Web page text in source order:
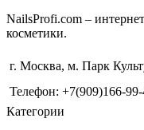
NailsРrofi.com –
косметики.
г. Москва, м. Парк
Телефон: +7(909)166-
Категории